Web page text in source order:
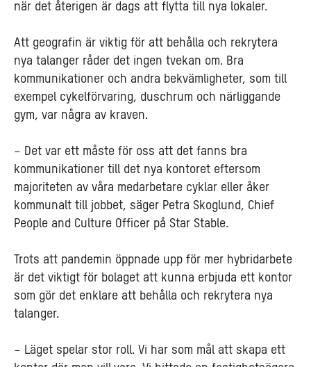
när det återigen är dags att flytta till nya lokaler.
Att geografin är viktig för att behålla och rekrytera
nya talanger råder det ingen tvekan om. Bra
kommunikationer och andra bekvämligheter, som till
exempel cykelförvaring, duschrum och närliggande
gym, var några av kraven.
– Det var ett måste för oss att det fanns bra
kommunikationer till det nya kontoret eftersom
majoriteten av våra medarbetare cyklar eller åker
kommunalt till jobbet, säger Petra Skoglund, Chief
People and Culture Officer på Star Stable.
Trots att pandemin öppnade upp för mer hybridarbete
är det viktigt för bolaget att kunna erbjuda ett kontor
som gör det enklare att behålla och rekrytera nya
talanger.
– Läget spelar stor roll. Vi har som mål att skapa ett